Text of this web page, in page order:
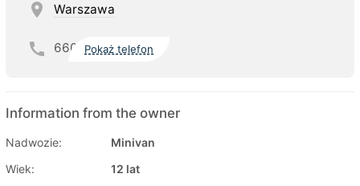
Warszawa
660 Pokaż telefon
Information from the owner
Nadwozie:
Minivan
Wiek:
12 lat